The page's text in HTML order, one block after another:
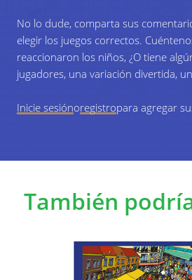
No lo dude, comparta sus
elegir los juegos correctos.
reaccionaron los niños, ¿O tiene
jugadores, una variación divertida,
Inicie sesiónoregistropara agregar
También